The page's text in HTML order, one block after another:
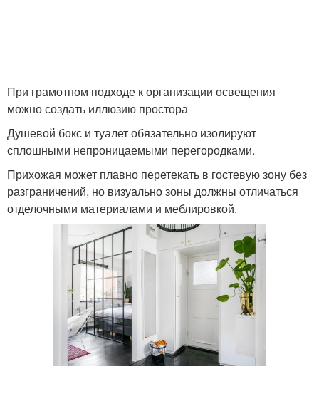
При грамотном подходе к организации освещения
можно создать иллюзию простора
Душевой бокс и туалет обязательно изолируют
сплошными непроницаемыми перегородками.
Прихожая может плавно перетекать в гостевую зону без
разграничений, но визуально зоны должны отличаться
отделочными материалами и меблировкой.